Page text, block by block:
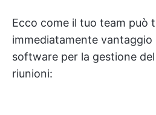
Ecco come il tuo team può
immediatamente vantaggio
software per la gestione
riunioni: